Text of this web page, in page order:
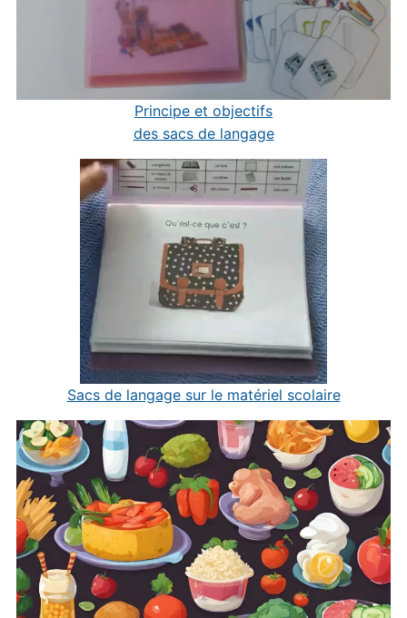
Principe et objectifs
des sacs de langage
Sacs de langage sur le matériel scolaire